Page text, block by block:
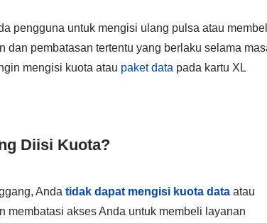
pengguna untuk mengisi ulang pulsa atau
dan pembatasan tertentu yang berlaku selama
mengisi kuota atau paket data pada kartu XL
Diisi Kuota?
Anda tidak dapat mengisi kuota data atau
membatasi akses Anda untuk membeli layanan